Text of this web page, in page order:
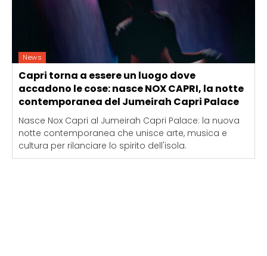
News
Capri torna a essere un luogo dove
accadono le cose: nasce NOX CAPRI, la notte
contemporanea del Jumeirah Capri Palace
Nasce Nox Capri al Jumeirah Capri Palace: la nuova
notte contemporanea che unisce arte, musica e
cultura per rilanciare lo spirito dell'isola.